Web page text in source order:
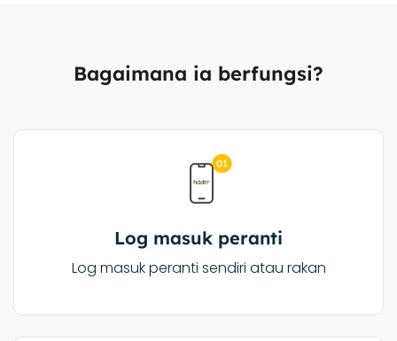
Bagaimana ia berfungsi?
Log masuk peranti
Log masuk peranti sendiri atau rakan